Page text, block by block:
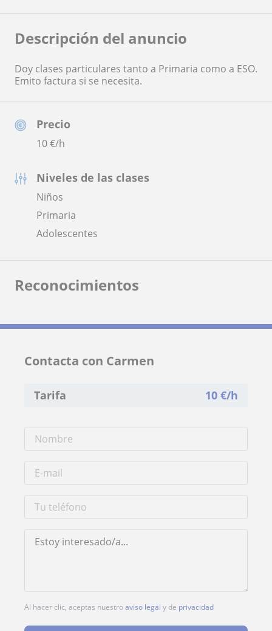
Precio
10€/h
Niveles de las clases
Niños
Primaria
Adolescentes
Descripción del anuncio
Doy clases particulares tanto a Primaria como a ESO.
Emito factura si se necesita.
Reconocimientos
Contacta con Carmen
Tarifa 10 €/h
Al hacer clic, aceptas nuestroaviso legal y de privacidad